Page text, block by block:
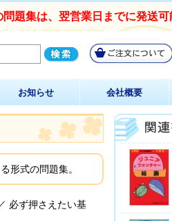
問題集は、翌営業日までに発送可
お知らせ 会社概要
形式の問題集。
必ず押さえたい基